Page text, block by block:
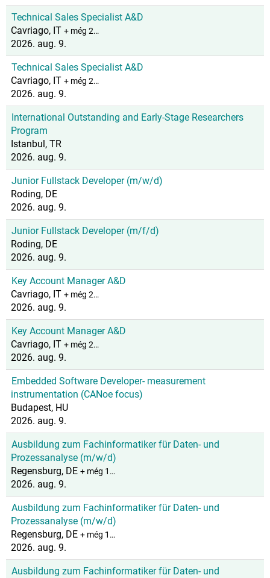
Technical Sales Specialist A&D
Cavriago, IT + még 2…
2026. aug. 9.
Technical Sales Specialist A&D
Cavriago, IT + még 2…
2026. aug. 9.
International Outstanding and Early-Stage Researchers
Program
Istanbul, TR
2026. aug. 9.
Junior Fullstack Developer (m/w/d)
Roding, DE
2026. aug. 9.
Junior Fullstack Developer (m/f/d)
Roding, DE
2026. aug. 9.
Key Account Manager A&D
Cavriago, IT + még 2…
2026. aug. 9.
Key Account Manager A&D
Cavriago, IT + még 2…
2026. aug. 9.
Embedded Software Developer- measurement
instrumentation (CANoe focus)
Budapest, HU
2026. aug. 9.
Ausbildung zum Fachinformatiker für Daten- und
Prozessanalyse (m/w/d)
Regensburg, DE + még 1…
2026. aug. 9.
Ausbildung zum Fachinformatiker für Daten- und
Prozessanalyse (m/w/d)
Regensburg, DE + még 1…
2026. aug. 9.
Ausbildung zum Fachinformatiker für Daten- und